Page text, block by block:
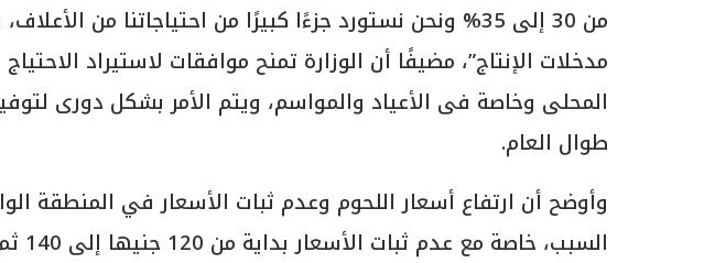
من 30 إلى 35% ونحن نستورد جزءًا كبيرًا من احتياجاتنا من
مدخلات الإنتاج”، مضيفًا أن الوزارة تمنح موافقات لاستيراد
المحلى وخاصة فى الأعياد والمواسم، ويتم الأمر بشكل دورى
طوال العام.
وأوضح أن ارتفاع أسعار اللحوم وعدم ثبات الأسعار في المنطقة